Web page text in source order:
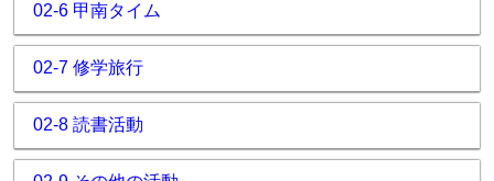
02-6 甲南タイム
02-7 修学旅行
02-8 読書活動